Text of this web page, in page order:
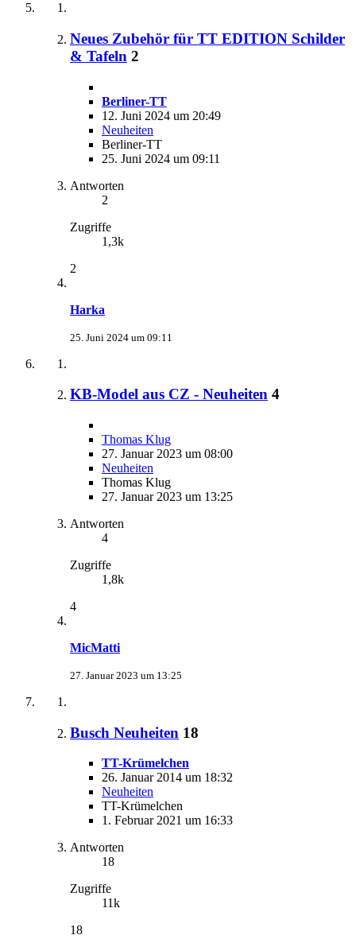
Neues Zubehör für TT EDITION Schilder
& Tafeln 2
Berliner-TT
12. Juni 2024 um 20:49
Neuheiten
Berliner-TT
25. Juni 2024 um 09:11
Antworten
2
Zugriffe
1,3k
2
Harka
25. Juni 2024 um 09:11
KB-Model aus CZ - Neuheiten 4
Thomas Klug
27. Januar 2023 um 08:00
Neuheiten
Thomas Klug
27. Januar 2023 um 13:25
Antworten
4
Zugriffe
1,8k
4
MicMatti
27. Januar 2023 um 13:25
Busch Neuheiten 18
TT-Krümelchen
26. Januar 2014 um 18:32
Neuheiten
TT-Krümelchen
1. Februar 2021 um 16:33
Antworten
18
Zugriffe
11k
18